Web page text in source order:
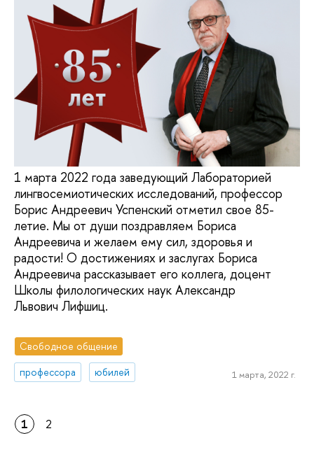
1 марта 2022 года заведующий Лабораторией
лингвосемиотических исследований, профессор
Борис Андреевич Успенский отметил свое 85-
летие. Мы от души поздравляем Бориса
Андреевича и желаем ему сил, здоровья и
радости! О достижениях и заслугах Бориса
Андреевича рассказывает его коллега, доцент
Школы филологических наук Александр
Львович Лифшиц.
Свободное общение
профессора
юбилей 1 марта, 2022 г.
1 2